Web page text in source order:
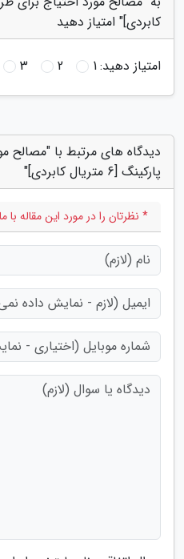
کابردی]" امتیاز دهید
امتیاز دهید:1
2
3
دیدگاه های مرتبط با "مصالح
پارکینگ [6 متریال کابردی]"
* نظرتان را در مورد این مقاله با